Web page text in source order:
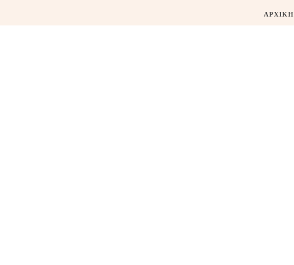
ΑΡΧΙΚΗ